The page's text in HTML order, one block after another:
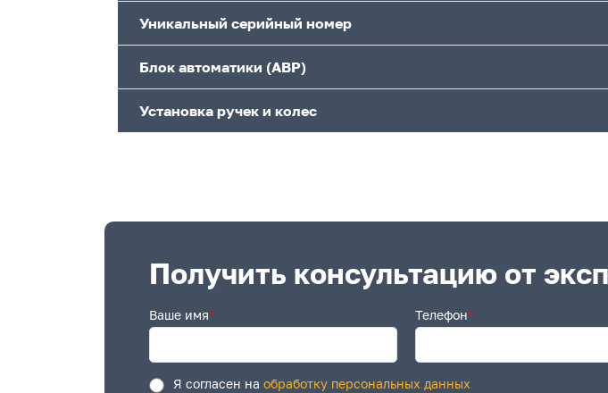
Уникальный серийный номер
Блок автоматики (АВР)
Установка ручек и колес
Получить консультацию от
Ваше имя* Телефон*
Я согласен на обработку персональных данных